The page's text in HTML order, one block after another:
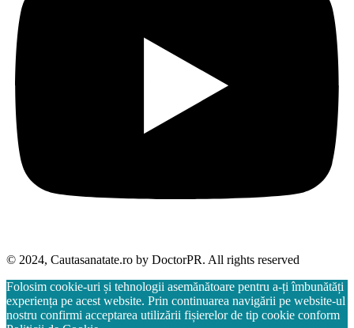
© 2024, Cautasanatate.ro by DoctorPR. All rights reserved
Folosim cookie-uri și tehnologii asemănătoare pentru a-ți îmbunătăți
experiența pe acest website. Prin continuarea navigării pe website-ul
nostru confirmi acceptarea utilizării fișierelor de tip cookie conform